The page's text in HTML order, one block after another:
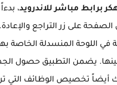
،
على زر التراجع
اللوحة المنسدلة الخاصة
يضمن التطبيق حصول
أيضاً تخصيص الوظائف التي